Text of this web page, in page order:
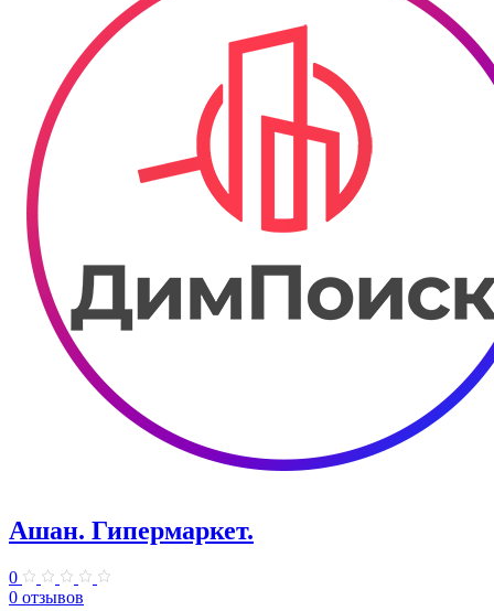
Ашан. Гипермаркет.
0
0 отзывов